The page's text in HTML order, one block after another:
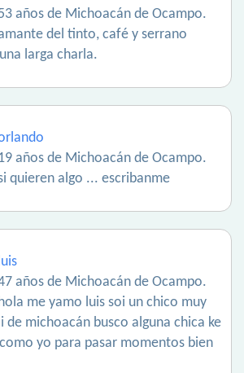
años de Michoacán de Ocampo.
del tinto, café y serrano
larga charla.
años de Michoacán de Ocampo.
quieren algo ... escribanme
años de Michoacán de Ocampo.
me yamo luis soi un chico muy
de michoacán busco alguna chica ke
yo para pasar momentos bien